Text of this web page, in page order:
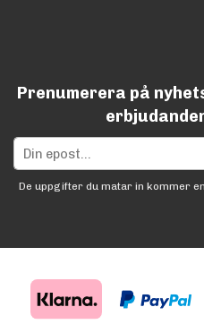
Prenumerera på
De uppgifter du matar in kommer